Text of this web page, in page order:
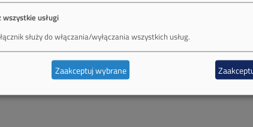
wszystkie usługi
służy do włączania/wyłączania wszystkich usług.
Zaakceptuj wybrane